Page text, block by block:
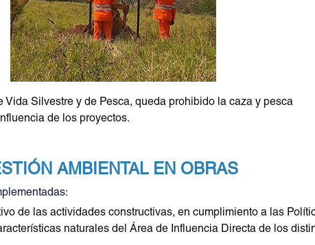
Vida Silvestre y de Pesca, queda prohibido la caza y pesca
de los proyectos.
AMBIENTAL EN OBRAS
de las actividades constructivas, en cumplimiento a las
naturales del Área de Influencia Directa de los